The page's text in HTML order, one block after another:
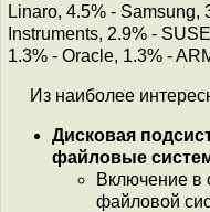
Linaro, 4.5% - Samsung,
Instruments, 2.9% -
1.3% - Oracle, 1.3% -
Из наиболее
Дисковая
файловые
Включение в
файловой